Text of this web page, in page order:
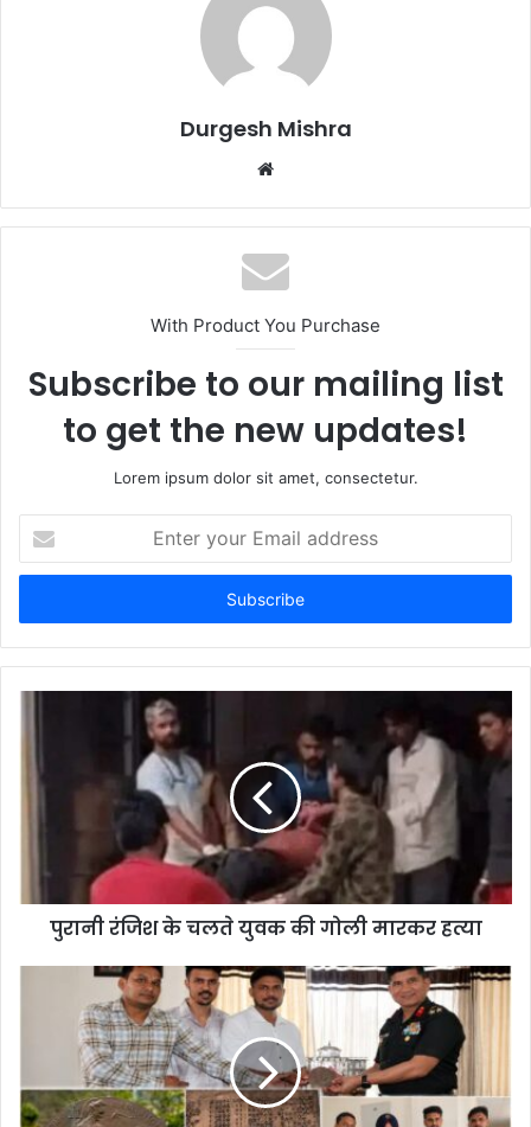
Durgesh Mishra
Website
With Product You Purchase
Subscribe to our mailing list
to get the new updates!
Lorem ipsum dolor sit amet, consectetur.
your
Email
पुरानी रंजिश के चलते युवक की गोली मारकर हत्या